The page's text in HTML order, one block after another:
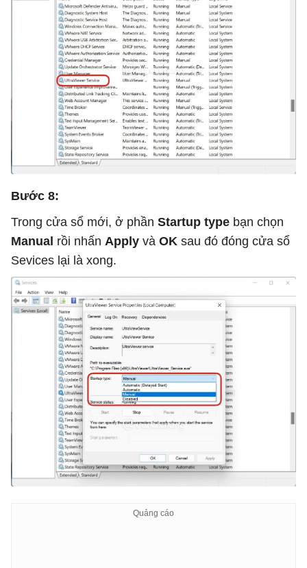
Bước 8:
Trong cửa sổ mới, ở phần Startup type bạn chọn
Manual rồi nhấn Apply và OK sau đó đóng cửa sổ
Sevices lại là xong.